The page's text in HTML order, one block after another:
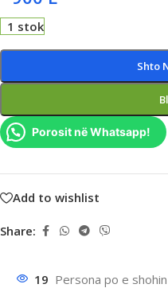
1 stok
Shto
Porosit në Whatsapp!
Add to wishlist
Share:
19 Persona po e